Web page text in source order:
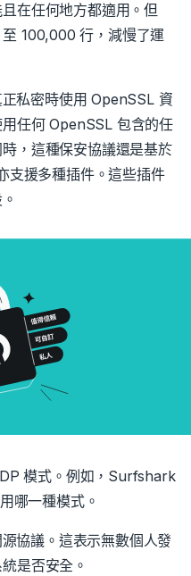
在任何地方都適用。但
100,000 行，減慢了運
私密時使用 OpenSSL 資
任何 OpenSSL 包含的任
，這種保安協議還是基於
支援多種插件。這些插件
模式。例如，Surfshark
哪一種模式。
協議。這表示無數個人發
是否安全。